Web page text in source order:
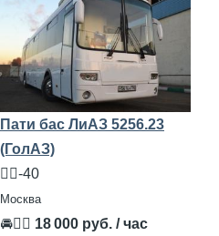
Пати бас ЛиАЗ 5256.23
(ГолАЗ)
🧍‍♂️-40
Москва
🚘👨‍✈ 18 000 руб. / час